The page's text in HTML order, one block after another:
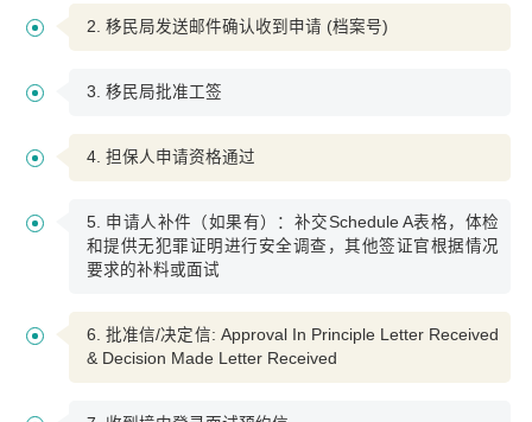
2. 移民局发送邮件确认收到申请 (档案号)
3. 移民局批准工签
4. 担保人申请资格通过
5. 申请人补件（如果有）：补交Schedule A表格，体检
和提供无犯罪证明进行安全调查，其他签证官根据情况
要求的补料或面试
6. 批准信/决定信: Approval In Principle Letter Received
& Decision Made Letter Received